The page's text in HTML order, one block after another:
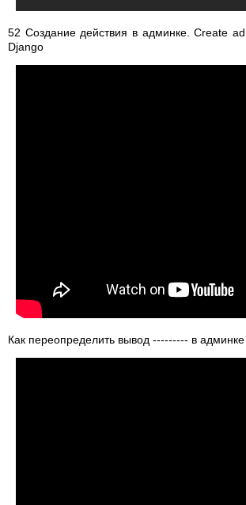
52 Создание действия в админке. Create
Django
Как переопределить вывод --------- в